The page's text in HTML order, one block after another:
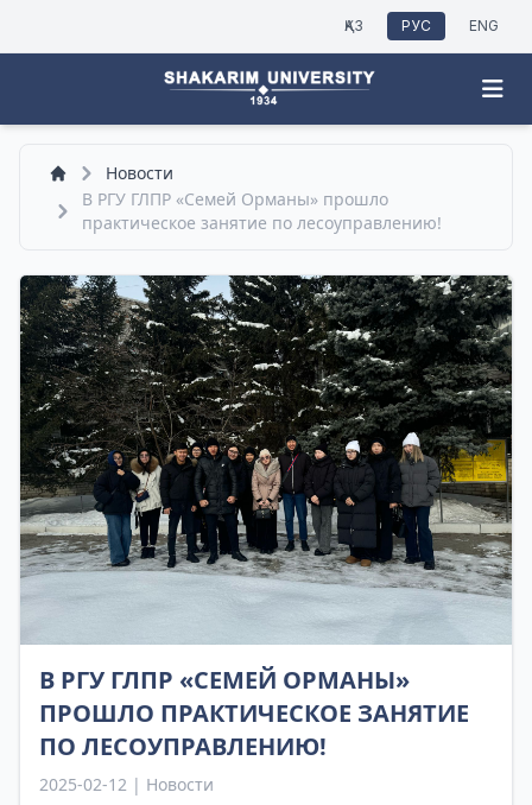
ҚАЗ РУС ENG
Новости
В РГУ ГЛПР «Семей Орманы» прошло
практическое занятие по лесоуправлению!
В РГУ ГЛПР «СЕМЕЙ ОРМАНЫ»
ПРОШЛО ПРАКТИЧЕСКОЕ ЗАНЯТИЕ
ПО ЛЕСОУПРАВЛЕНИЮ!
2025-02-12 | Новости